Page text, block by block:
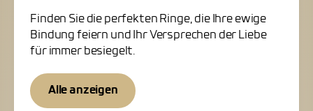
Finden Sie die perfekten Ringe, die Ihre ewige
Bindung feiern und Ihr Versprechen der Liebe
für immer besiegelt.
Alle anzeigen